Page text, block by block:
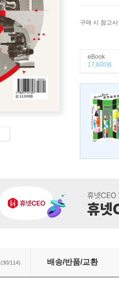
구매 시 참고
eBook
17,600원
(30/114) 배송/반품/교환